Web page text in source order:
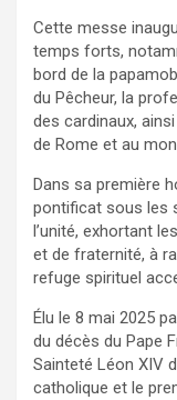
Cette messe
temps forts,
bord de la
du Pêcheur, la
des cardinaux,
de Rome et au
Dans sa première
pontificat sous les
l’unité, exhortant
et de fraternité, à
refuge spirituel
Élu le 8 mai 2025
du décès du Pape
Sainteté Léon XIV
catholique et le